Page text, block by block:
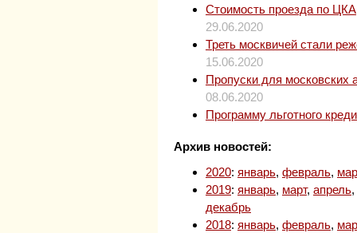
Стоимость проезда по
29.06.2020
Треть москвичей стали
15.06.2020
Пропуски для московских
08.06.2020
Программу льготного
Архив новостей:
2020: январь, февраль,
2019: январь, март, апрель,
декабрь
2018: январь, февраль,